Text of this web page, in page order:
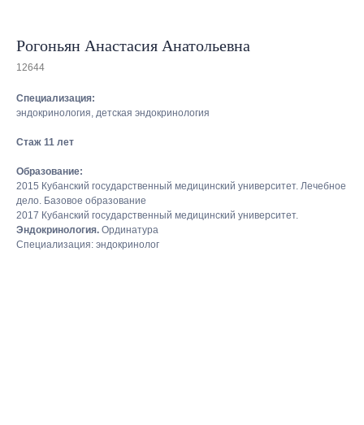
Рогоньян Анастасия Анатольевна
12644
Специализация:
эндокринология, детская эндокринология
Стаж 11 лет
Образование:
2015 Кубанский государственный медицинский университет. Лечебное
дело. Базовое образование
2017 Кубанский государственный медицинский университет.
Эндокринология. Ординатура
Специализация: эндокринолог